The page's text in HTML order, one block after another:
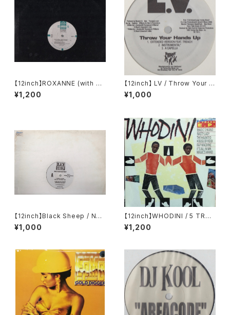
【12inch】ROXANNE (with U
TFO) / THE REAL ROXANN
E
¥1,200
【12inch】 LV / Throw Your H
ands Up (Remixes)
¥1,000
【12inch】Black Sheep / Nort
h South East West
¥1,000
【12inch】WHODINI / 5 TRAC
K EP
¥1,200